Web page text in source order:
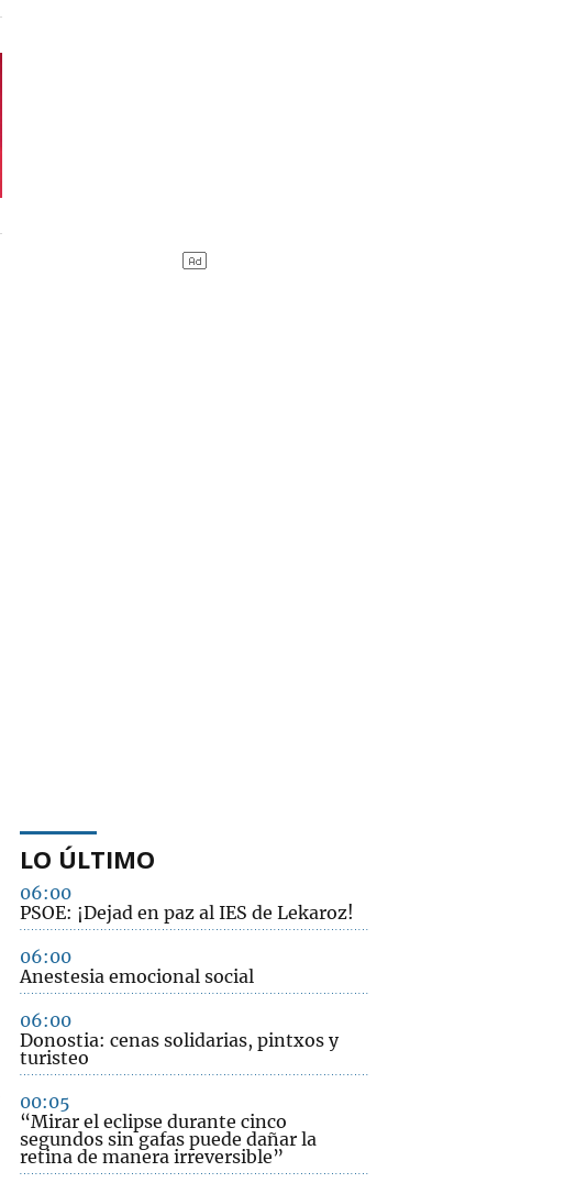
LO ÚLTIMO
06:00
PSOE: ¡Dejad en paz al IES de Lekaroz!
06:00
Anestesia emocional social
06:00
Donostia: cenas solidarias, pintxos y
turisteo
00:05
“Mirar el eclipse durante cinco
segundos sin gafas puede dañar la
retina de manera irreversible”